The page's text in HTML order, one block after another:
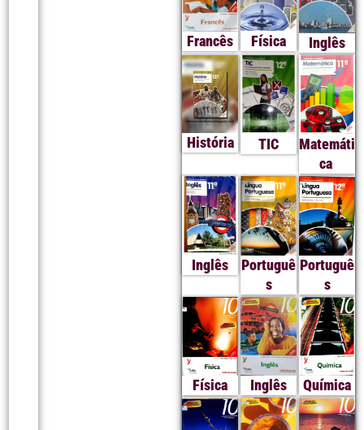
Francês Física Inglês
História TIC
Matemáti
ca
Inglês
Portuguê
s
Portuguê
s
Física Inglês Química